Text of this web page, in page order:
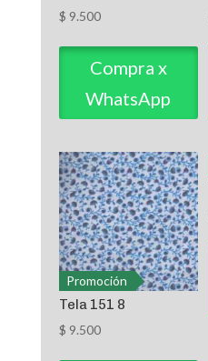
$ 9.500
Compra x
WhatsApp
Promoción
Tela 151 8
$ 9.500